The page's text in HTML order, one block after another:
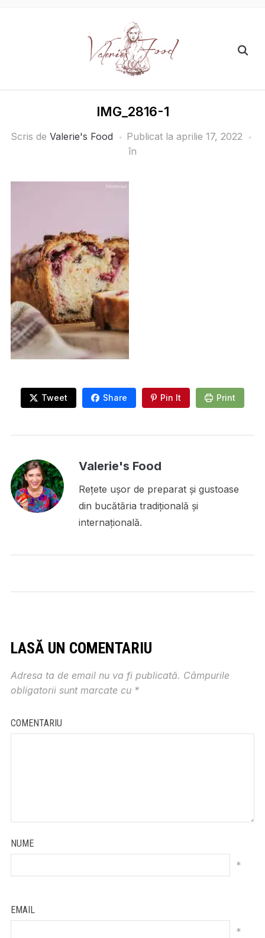
IMG_2816-1
Scris de Valerie's Food Publicat la aprilie 17, 2022
în
Tweet Share Pin It Print
Valerie's Food
Rețete ușor de preparat și gustoase
din bucătăria tradițională și
internațională.
LASĂ UN COMENTARIU
Adresa ta de email nu va fi publicată. Câmpurile
obligatorii sunt marcate cu *
COMENTARIU
NUME
*
EMAIL
*